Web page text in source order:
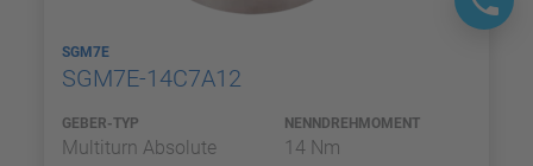
SGM7E
SGM7E-14C7A12
GEBER-TYP
Multiturn Absolute
NENNDREHMOMENT
14 Nm